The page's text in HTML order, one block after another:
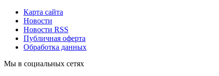
Карта сайта
Новости
Новости RSS
Публичная оферта
Обработка данных
Мы в социальных сетях